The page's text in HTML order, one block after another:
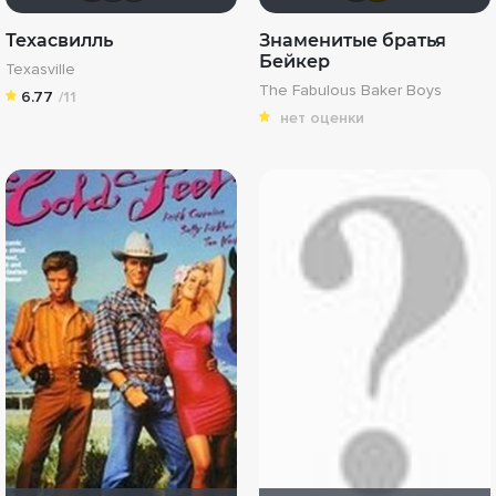
Техасвилль
Texasville
6.77 /11
Знаменитые братья
Бейкер
The Fabulous Baker Boys
нет оценки